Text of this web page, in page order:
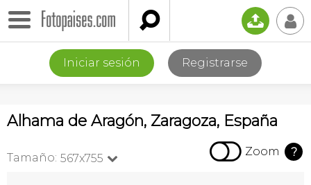
 📤 👤
Iniciar sesión Registrarse
Alhama de Aragón, Zaragoza, España
Tamaño: 567x755   Zoom ?